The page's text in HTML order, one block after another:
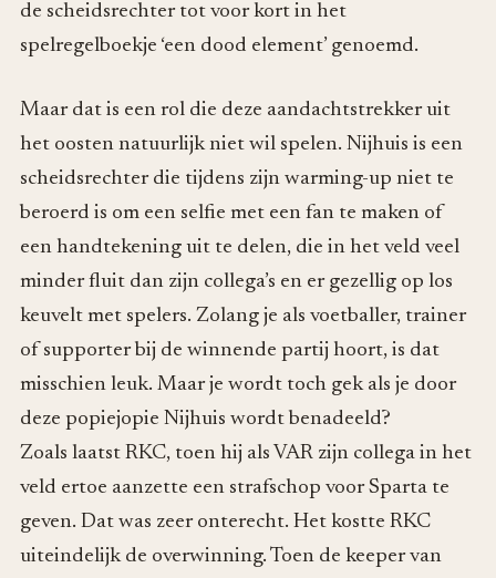
de scheidsrechter tot voor kort in het
spelregelboekje ‘een dood element’ genoemd.
Maar dat is een rol die deze aandachtstrekker uit
het oosten natuurlijk niet wil spelen. Nijhuis is een
scheidsrechter die tijdens zijn warming-up niet te
beroerd is om een selfie met een fan te maken of
een handtekening uit te delen, die in het veld veel
minder fluit dan zijn collega’s en er gezellig op los
keuvelt met spelers. Zolang je als voetballer, trainer
of supporter bij de winnende partij hoort, is dat
misschien leuk. Maar je wordt toch gek als je door
deze popiejopie Nijhuis wordt benadeeld?
Zoals laatst RKC, toen hij als VAR zijn collega in het
veld ertoe aanzette een strafschop voor Sparta te
geven. Dat was zeer onterecht. Het kostte RKC
uiteindelijk de overwinning. Toen de keeper van